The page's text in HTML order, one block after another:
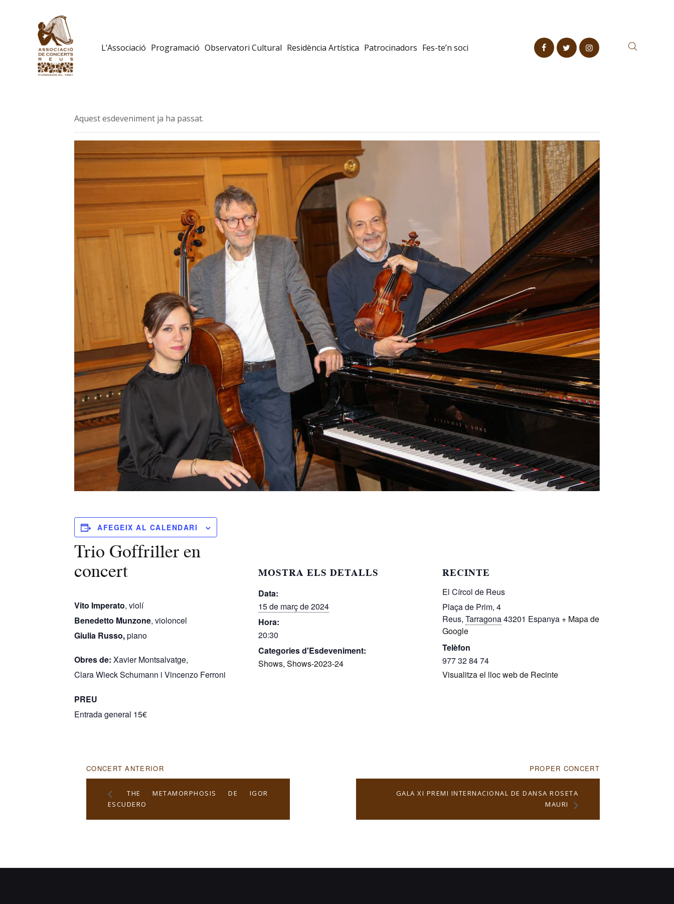
L’Associació Programació Observatori Cultural Residència Artística Patrocinadors Fes-te’n soci
Fes-te’n soci
Aquest esdeveniment ja ha passat.
AFEGEIX AL CALENDARI
Trio Goffriller en
concert
Vito Imperato, violí
Benedetto Munzone, violoncel
Giulia Russo,piano
Obres de: Xavier Montsalvatge,
Clara Wieck Schumann i Vincenzo Ferroni
PREU
Entrada general 15€
MOSTRA ELS DETALLS
Data:
15 de març de 2024
Hora:
20:30
Categories d'Esdeveniment:
Shows, Shows-2023-24
RECINTE
El Círcol de Reus
Plaça de Prim, 4
Reus, Tarragona43201 Espanya + Mapa de
Google
Telèfon
977 32 84 74
Visualitza el lloc web de Recinte
CONCERT ANTERIOR
THE METAMORPHOSIS DE IGOR
ESCUDERO
PROPER CONCERT
GALA XI PREMI INTERNACIONAL DE DANSA ROSETA
MAURI